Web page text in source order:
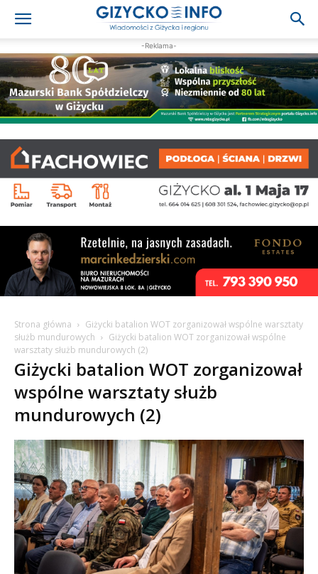
-Reklama-
Strona główna
Giżycki batalion WOT zorganizował wspólne warsztaty
służb mundurowych
Giżycki batalion WOT zorganizował wspólne
warsztaty służb mundurowych (2)
Giżycki batalion WOT zorganizował
wspólne warsztaty służb
mundurowych (2)